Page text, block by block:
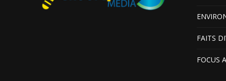
FAITS
FOCUS